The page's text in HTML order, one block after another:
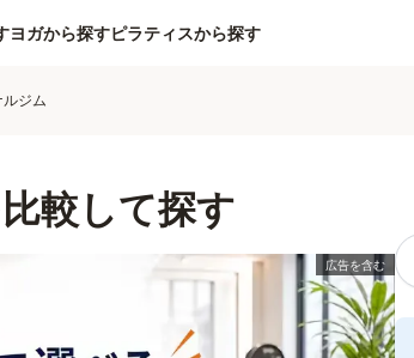
ヨガから探すピラティスから探す
ジム
較して探す